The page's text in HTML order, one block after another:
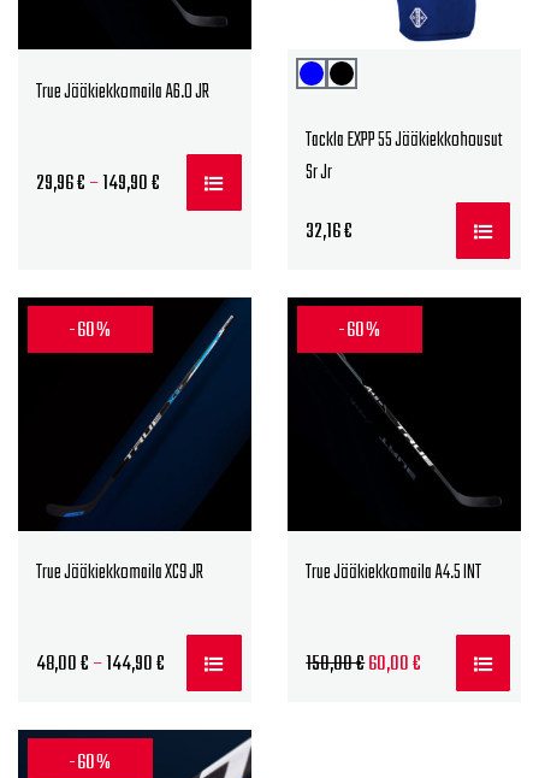
True Jääkiekkomaila A6.0 JR
29,96€–149,90€ Hintaluokka:
29,96 €
Tackla EXPP 55 Jääkiekkohousut
Sr Jr
32,16€
-60%
True Jääkiekkomaila XC9 JR
48,00€–144,90€ Hintaluokka:
48,00 €
-
144,90 €
-60%
True Jääkiekkomaila A4.5 INT
150,00€Alkuperäinen
60,00€ Nykyinen
-60%